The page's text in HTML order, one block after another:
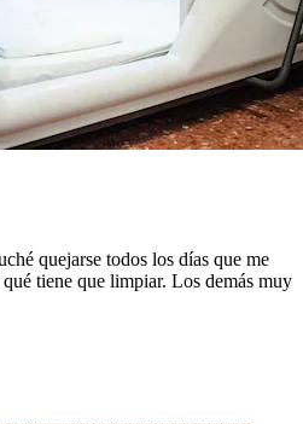
quejarse todos los días que me
tiene que limpiar. Los demás muy